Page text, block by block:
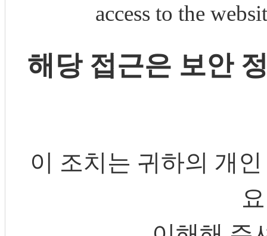
access to the
해당 접근은 보안
이 조치는 귀하의 개